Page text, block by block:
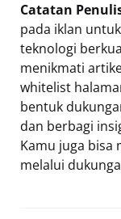
Catatan
pada iklan
teknologi
menikmati
whitelist
bentuk
dan berbagi
Kamu juga bisa
melalui